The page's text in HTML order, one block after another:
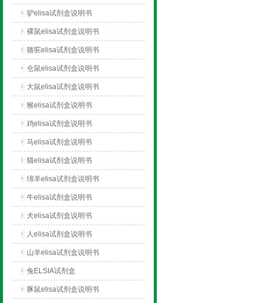
驴elisa试剂盒说明书
裸鼠elisa试剂盒说明书
骆驼elisa试剂盒说明书
仓鼠elisa试剂盒说明书
大鼠elisa试剂盒说明书
猴elisa试剂盒说明书
鸡elisa试剂盒说明书
马elisa试剂盒说明书
猫elisa试剂盒说明书
绵羊elisa试剂盒说明书
牛elisa试剂盒说明书
犬elisa试剂盒说明书
人elisa试剂盒说明书
山羊elisa试剂盒说明书
兔ELSIA试剂盒
豚鼠elisa试剂盒说明书